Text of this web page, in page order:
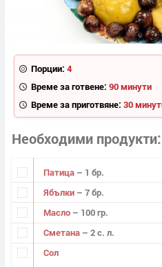
Порции: 4
Време за готвене: 90 минути
Време за приготвяне: 30
Необходими продукти
Патица – 1 бр.
Ябълки – 7 бр.
Масло – 100 гр.
Сметана – 2 с. л.
Сол